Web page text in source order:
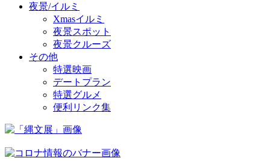
夜景/イルミ
Xmasイルミ
夜景スポット
夜景クルーズ
その他
特選映画
デートプラン
特選グルメ
便利リンク集